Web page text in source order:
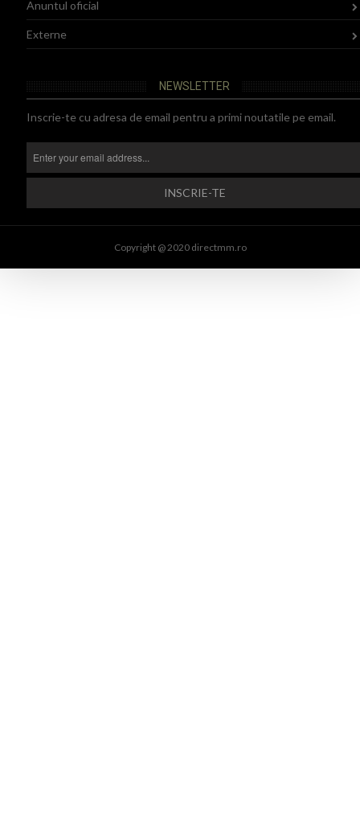
Anuntul oficial
Externe
NEWSLETTER
Inscrie-te cu adresa de email pentru a primi noutatile pe email.
Copyright @ 2020 directmm.ro